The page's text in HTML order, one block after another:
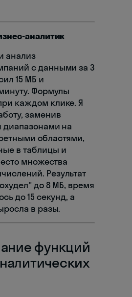
аналитик
анализ
с данными за 3
15 МБ и
Формулы
каждом клике. Я
заменив
диапазонами на
областями,
в таблицы и
множества
Результат
до 8 МБ, время
до 15 секунд, а
в разы.
функций